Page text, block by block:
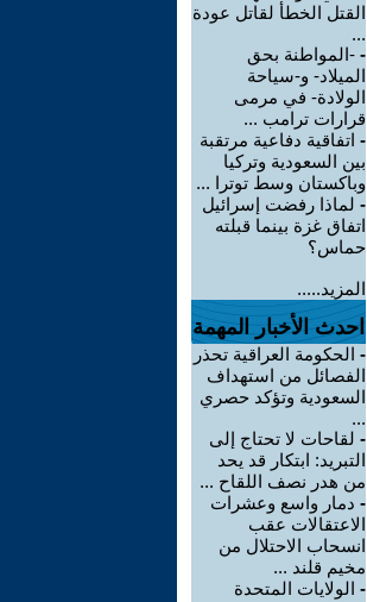
القتل الخطأ لقاتل عودة
...
- -المواطنة بحق
الميلاد- و-سياحة
الولادة- في مرمى
قرارات ترامب ...
- اتفاقية دفاعية مرتقبة
بين السعودية وتركيا
وباكستان وسط توترا ...
- لماذا رفضت إسرائيل
اتفاق غزة بينما قبلته
حماس؟
المزيد.....
احدث الأخبار المهمة
- الحكومة العراقية تحذر
الفصائل من استهداف
السعودية وتؤكد حصري
...
- لقاحات لا تحتاج إلى
التبريد: ابتكار قد يحد
من هدر نصف اللقاح ...
- دمار واسع وعشرات
الاعتقالات عقب
انسحاب الاحتلال من
مخيم قلند ...
- الولايات المتحدة